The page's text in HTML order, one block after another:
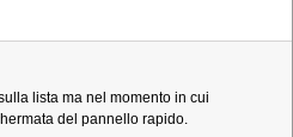
lista ma nel momento in cui
del pannello rapido.